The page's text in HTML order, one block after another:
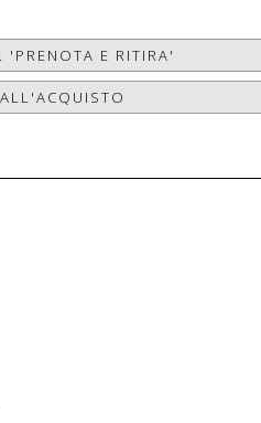
'PRENOTA E RITIRA'